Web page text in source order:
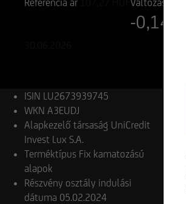
Referencia ár
Változás
-0,14%
ISIN LU2673939745
WKN A3EUDJ
Alapkezelő társaság UniCredit
Invest Lux S.A.
Terméktípus Fix kamatozású
alapok
Részvény osztály indulási
dátuma 05.02.2024